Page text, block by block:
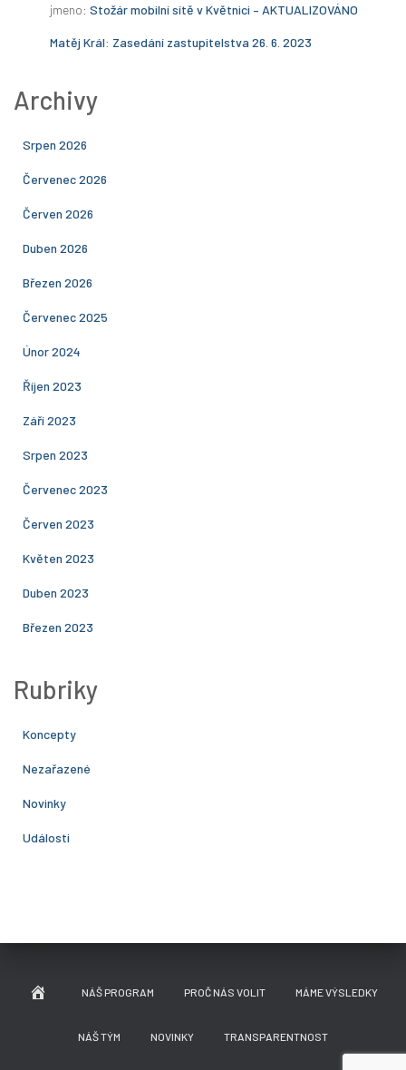
jmeno: Stožár mobilní sítě v Květnici – AKTUALIZOVÁNO
Matěj Král: Zasedání zastupitelstva 26. 6. 2023
Archivy
Srpen 2026
Červenec 2026
Červen 2026
Duben 2026
Březen 2026
Červenec 2025
Únor 2024
Říjen 2023
Září 2023
Srpen 2023
Červenec 2023
Červen 2023
Květen 2023
Duben 2023
Březen 2023
Rubriky
Koncepty
Nezařazené
Novinky
Události
NÁŠ PROGRAM PROČ NÁS VOLIT MÁME VÝSLEDKY
NÁŠ TÝM NOVINKY TRANSPARENTNOST